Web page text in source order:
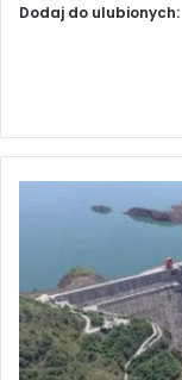
Dodaj do ulubionych:
p
i
a
u